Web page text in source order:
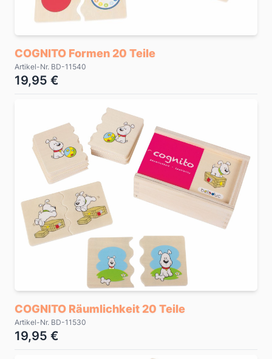
COGNITO Formen 20 Teile
Artikel-Nr. BD-11540
19,95 €
COGNITO Räumlichkeit 20 Teile
Artikel-Nr. BD-11530
19,95 €